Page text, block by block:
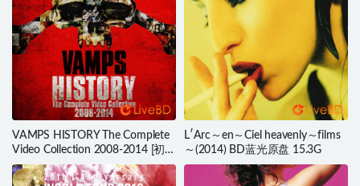
VAMPS HISTORY The Complete
Video Collection 2008-2014 [初回
限定盤] (2016) BD蓝光原盘
23.3G
L′Arc～en～Ciel heavenly～films
～(2014) BD蓝光原盘 15.3G